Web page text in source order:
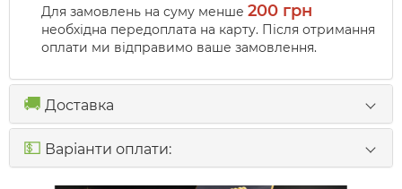
Для замовлень на суму менше 200 грн
необхідна передоплата на карту. Після отримання
оплати ми відправимо ваше замовлення.
🚚 Доставка
💵 Варіанти оплати: